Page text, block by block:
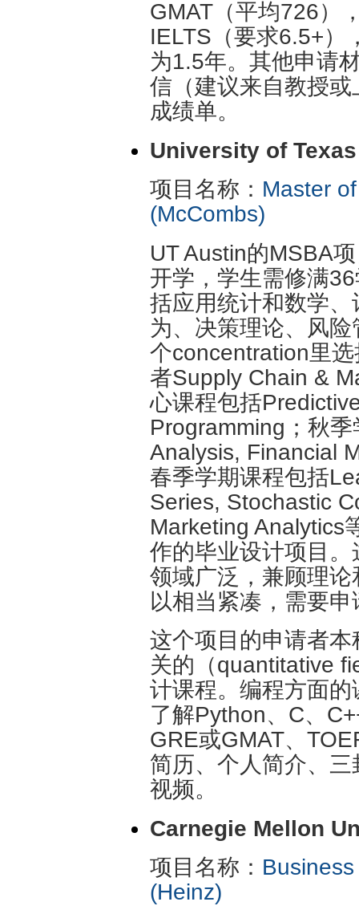
GMAT（平均726）
IELTS（要求6.5+）
为1.5年。其他申请
信（建议来自教授
成绩单。
University of
项目名称： Master
(McCombs)
UT Austin的MSBA
开学，学生需修满
括应用统计和数学
为、决策理论、风
个concentration里
者Supply Chain &
心课程包括
Programming；秋
Analysis, Financial
春季学期课程包括
Series, Stochastic
Marketing Analytics
作的毕业设计项目
领域广泛，兼顾理
以相当紧凑，需要
这个项目的申请者
关的（quantitative
计课程。编程方面
了解Python、C、
GRE或GMAT、
简历、个人简介、
视频。
Carnegie Mellon
项目名称：
(Heinz)